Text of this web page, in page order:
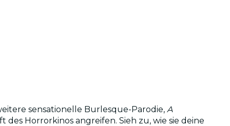
sensationelle Burlesque-Parodie, A
des Horrorkinos angreifen. Sieh zu, wie sie deine